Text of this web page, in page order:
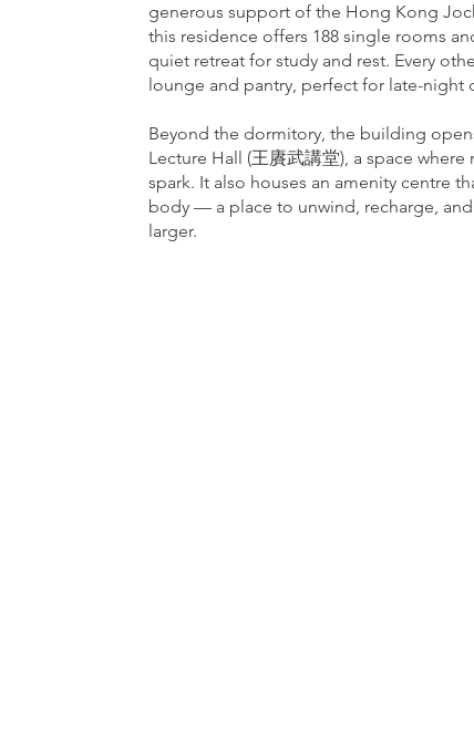
generous support of the Hong Kong
this residence offers 188 single rooms
quiet retreat for study and rest. Every
lounge and pantry, perfect for late-night
Beyond the dormitory, the building
Lecture Hall (王賡武講堂), a space
spark. It also houses an amenity centre
body — a place to unwind, recharge,
larger.